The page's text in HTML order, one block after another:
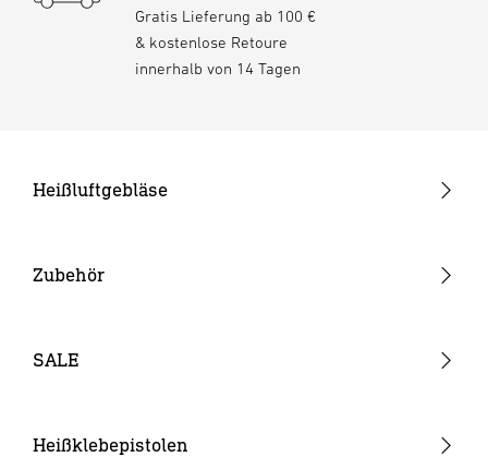
Gratis Lieferung ab 100 €
& kostenlose Retoure
innerhalb von 14 Tagen
Heißluftgebläse
Stabgeräte
Zubehör
Verbrauchsmaterial
Sonstiges Zubehör
SALE
Heißklebepistolen